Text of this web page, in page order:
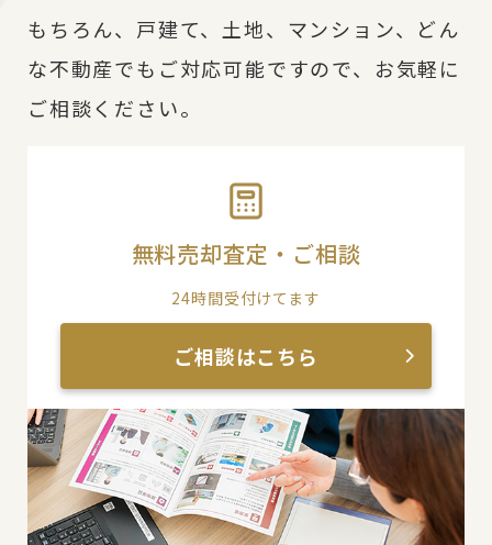
もちろん、戸建て、土地、マンション、どん
な不動産でもご対応可能ですので、お気軽に
ご相談ください。
無料売却査定・ご相談
24時間受付けてます
ご相談はこちら